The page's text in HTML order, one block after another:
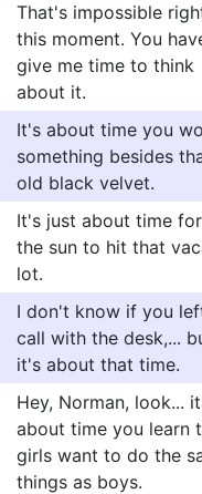
That's impossible
this moment. You
give me time to think
about it.
It's about time you
something besides
old black velvet.
It's just about time for
the sun to hit that
lot.
I don't know if you
call with the desk,...
it's about that time.
Hey, Norman, look...
about time you learn
girls want to do the
things as boys.